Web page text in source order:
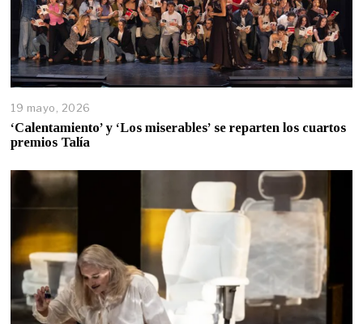
19 mayo, 2026
‘Calentamiento’ y ‘Los miserables’ se reparten los cuartos
premios Talía